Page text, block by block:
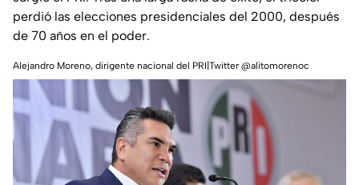
perdió las elecciones presidenciales del 2000, después
de 70 años en el poder.
Alejandro Moreno, dirigente nacional del PRI|Twitter @alitomorenoc